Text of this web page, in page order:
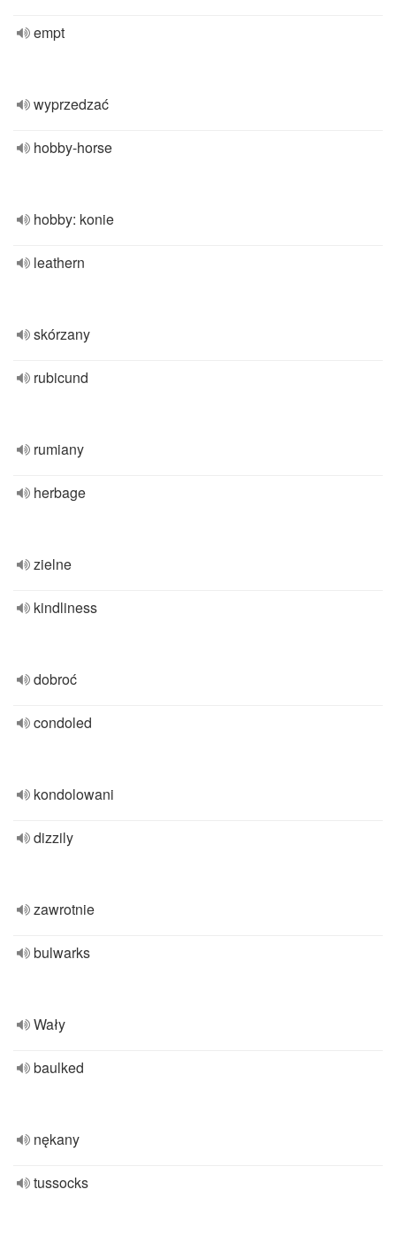
empt
wyprzedzać
hobby-horse
hobby: konie
leathern
skórzany
rubicund
rumiany
herbage
zielne
kindliness
dobroć
condoled
kondolowani
dizzily
zawrotnie
bulwarks
Wały
baulked
nękany
tussocks